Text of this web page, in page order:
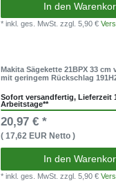
In den
* inkl. ges. MwSt.zzgl. 5,90 €
Makita Sägekette 21BPX 33 cm
mit geringem Rückschlag
Sofort versandfertig, Lieferzeit
Arbeitstage**
20,97 € *
( 17,62 EUR Netto )
In den
* inkl. ges. MwSt.zzgl. 5,90 €